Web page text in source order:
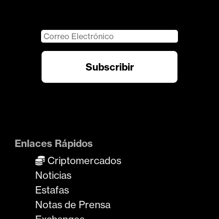
Enlaces Rápidos
Criptomercados
Noticias
Estafas
Notas de Prensa